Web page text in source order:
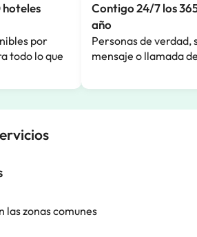
por
todo lo que
Contigo 24/7 los
año
Personas de verdad,
mensaje o llamada
las zonas comunes